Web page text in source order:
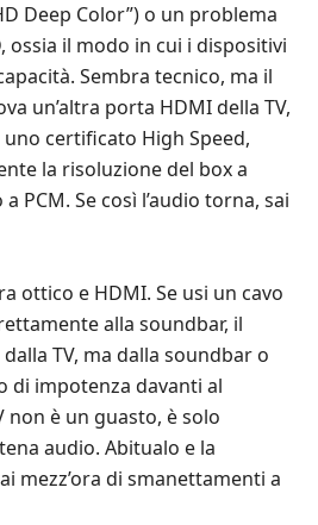
Deep Color”) o un problema
ossia il modo in cui i dispositivi
Sembra tecnico, ma il
un’altra porta HDMI della TV,
certificato High Speed,
la risoluzione del box a
PCM. Se così l’audio torna, sai
ottico e HDMI. Se usi un cavo
alla soundbar, il
TV, ma dalla soundbar o
di impotenza davanti al
non è un guasto, è solo
audio. Abitualo e la
mezz’ora di smanettamenti a